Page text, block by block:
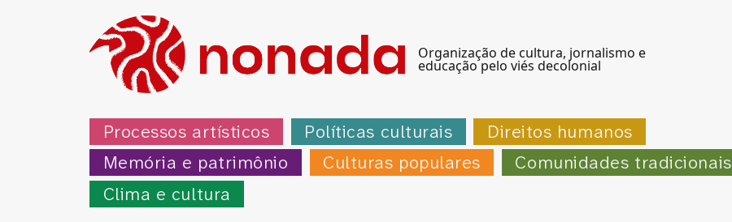
Organização de cultura, jornalismo e
educação pelo viés decolonial
Processos artísticos Políticas culturais
Direitos humanos
Memória e patrimônio
Culturas populares
Comunidades tradicionais
Clima e cultura